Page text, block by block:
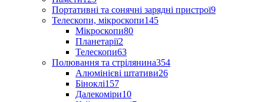
Портативні та сонячні зарядні пристрої9
Телескопи, мікроскопи145
Мікроскопи80
Планетарії2
Телескопи63
Полювання та стрілянина354
Алюмінієві штативи26
Біноклі157
Далекоміри10